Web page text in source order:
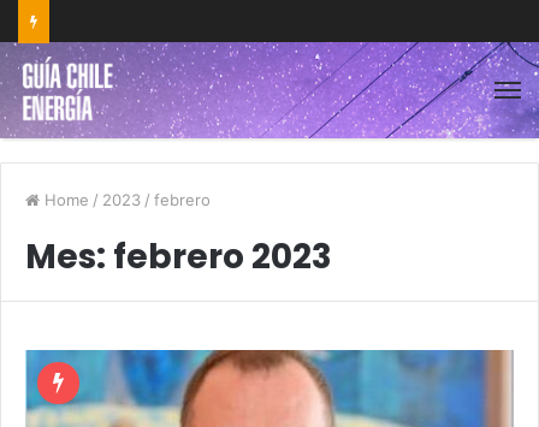
Home / 2023 / febrero
Mes: febrero 2023